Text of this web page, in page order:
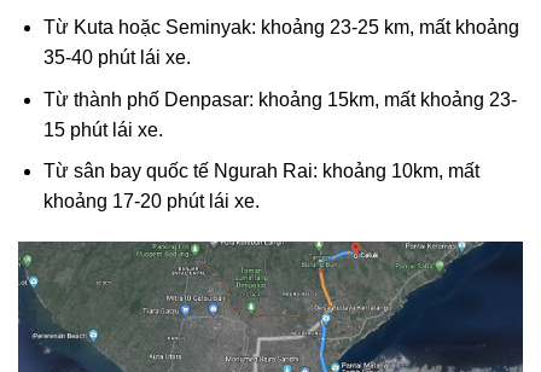
Từ Kuta hoặc Seminyak: khoảng 23-25 km, mất khoảng
35-40 phút lái xe.
Từ thành phố Denpasar: khoảng 15km, mất khoảng 23-
15 phút lái xe.
Từ sân bay quốc tế Ngurah Rai: khoảng 10km, mất
khoảng 17-20 phút lái xe.